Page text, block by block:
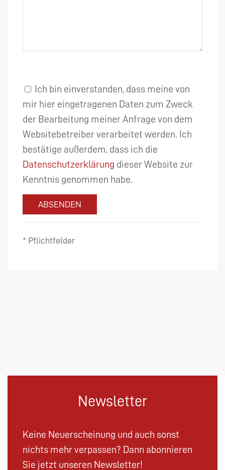
Ich bin einverstanden, dass meine von
mir hier eingetragenen Daten zum Zweck
der Bearbeitung meiner Anfrage von dem
Websitebetreiber verarbeitet werden. Ich
bestätige außerdem, dass ich die
Datenschutzerklärung dieser Website zur
Kenntnis genommen habe.
ABSENDEN
* Pflichtfelder
Newsletter
Keine Neuerscheinung und auch sonst
nichts mehr verpassen? Dann abonnieren
Sie jetzt unseren Newsletter!